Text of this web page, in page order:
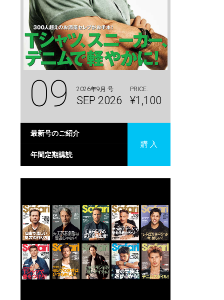
09 2026年9月 号
SEP 2026
PRICE.
¥1,100
最新号のご紹介
年間定期購読
購 入